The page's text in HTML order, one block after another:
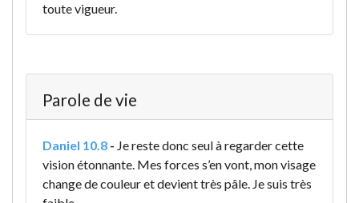
toute vigueur.
Parole de vie
Daniel 10.8 - Je reste donc seul à regarder cette
vision étonnante. Mes forces s’en vont, mon visage
change de couleur et devient très pâle. Je suis très